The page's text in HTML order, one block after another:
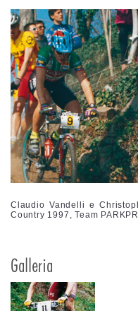
Claudio Vandelli e
Country 1997, Team
Galleria